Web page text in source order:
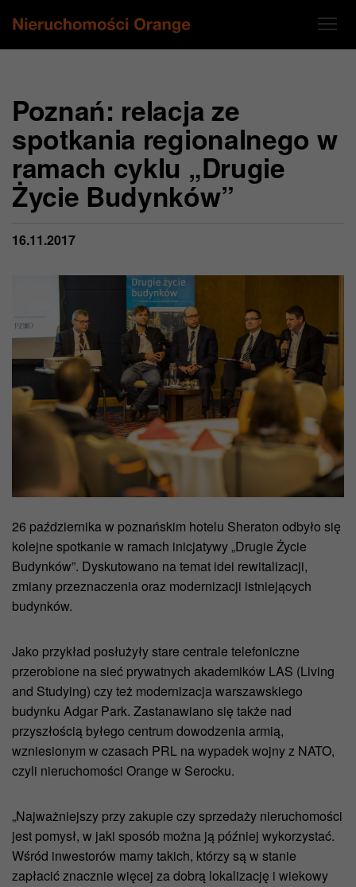
Poznań: relacja ze
spotkania regionalnego w
ramach cyklu „Drugie
Życie Budynków”
16.11.2017
26 października w poznańskim hotelu Sheraton odbyło się
kolejne spotkanie w ramach inicjatywy „Drugie Życie
Budynków”. Dyskutowano na temat idei rewitalizacji,
zmiany przeznaczenia oraz modernizacji istniejących
budynków.
Jako przykład posłużyły stare centrale telefoniczne
przerobione na sieć prywatnych akademików LAS (Living
and Studying) czy też modernizacja warszawskiego
budynku Adgar Park. Zastanawiano się także nad
przyszłością byłego centrum dowodzenia armią,
wzniesionym w czasach PRL na wypadek wojny z NATO,
czyli nieruchomości Orange w Serocku.
„Najważniejszy przy zakupie czy sprzedaży nieruchomości
jest pomysł, w jaki sposób można ją później wykorzystać.
Wśród inwestorów mamy takich, którzy są w stanie
zapłacić znacznie więcej za dobrą lokalizację i wiekowy